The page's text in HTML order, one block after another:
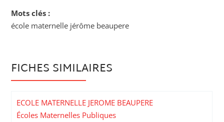
Mots clés :
école maternelle jérôme beaupere
FICHES SIMILAIRES
ECOLE MATERNELLE JEROME BEAUPERE
Écoles Maternelles Publiques